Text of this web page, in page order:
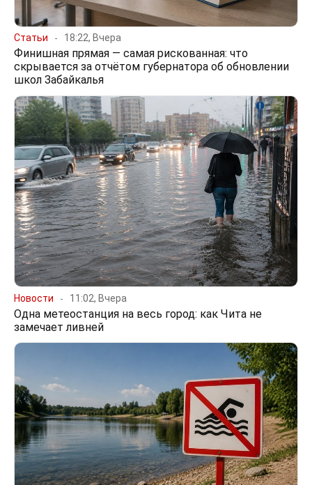
Статьи 18:22, Вчера
Финишная прямая — самая рискованная: что
скрывается за отчётом губернатора об обновлении
школ Забайкалья
Новости 11:02, Вчера
Одна метеостанция на весь город: как Чита не
замечает ливней